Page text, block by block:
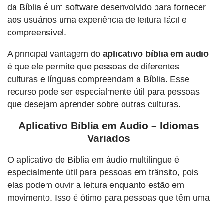
da Bíblia é um software desenvolvido para fornecer
aos usuários uma experiência de leitura fácil e
compreensível.
A principal vantagem do aplicativo bíblia em audio
é que ele permite que pessoas de diferentes
culturas e línguas compreendam a Bíblia. Esse
recurso pode ser especialmente útil para pessoas
que desejam aprender sobre outras culturas.
Aplicativo Bíblia em Audio – Idiomas
Variados
O aplicativo de Bíblia em áudio multilíngue é
especialmente útil para pessoas em trânsito, pois
elas podem ouvir a leitura enquanto estão em
movimento. Isso é ótimo para pessoas que têm uma